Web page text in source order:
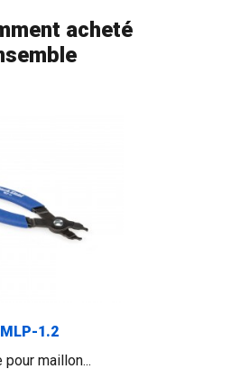
acheté
MLP-1.2
pour maillon...